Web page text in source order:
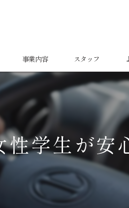
事業内容 スタッフ
学生が安